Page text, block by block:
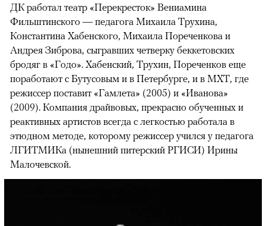
ДК работал театр «Перекресток» Вениамина
Фильштинского — педагога Михаила Трухина,
Константина Хабенского, Михаила Пореченкова и
Андрея Зиброва, сыгравших четверку беккетовских
бродяг в «Годо». Хабенский, Трухин, Пореченков еще
поработают с Бутусовым и в Петербурге, и в МХТ, где
режиссер поставит «Гамлета» (2005) и «Иванова»
(2009). Компания драйвовых, прекрасно обученных и
реактивных артистов всегда с легкостью работала в
этюдном методе, которому режиссер учился у педагога
ЛГИТМИКа (нынешний питерский РГИСИ) Ирины
Малочевской.